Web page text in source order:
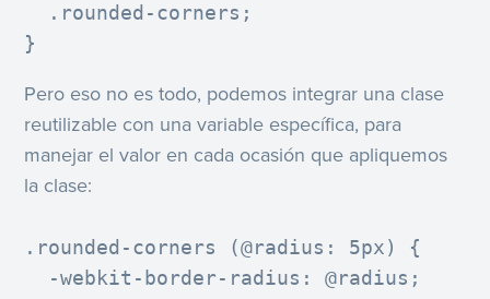
  .rounded-corners;
}
Pero eso no es todo, podemos integrar una clase
reutilizable con una variable específica, para
manejar el valor en cada ocasión que apliquemos
la clase:
.rounded-corners (@radius: 5px) {
  -webkit-border-radius: @radius;